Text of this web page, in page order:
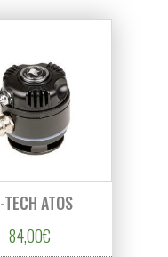
ATOS
84,00€